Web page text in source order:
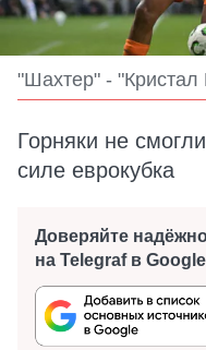
"Шахтер" -
Горняки не
силе еврокубка
Доверяйте
на Telegraf в